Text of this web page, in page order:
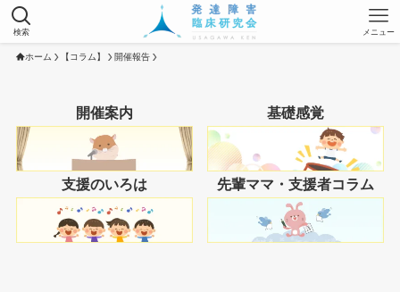
検索 メニュー
ホーム 【コラム】 開催報告
開催案内 基礎感覚
支援のいろは 先輩ママ・支援者コラム